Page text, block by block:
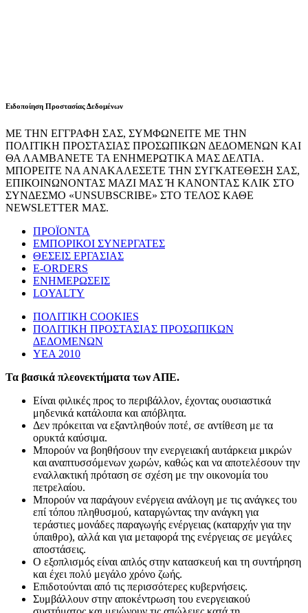
Ειδοποίηση Προστασίας Δεδομένων
ΜΕ ΤΗΝ ΕΓΓΡΑΦΗ ΣΑΣ, ΣΥΜΦΩΝΕΙΤΕ ΜΕ ΤΗΝ
ΠΟΛΙΤΙΚΗ ΠΡΟΣΤΑΣΙΑΣ ΠΡΟΣΩΠΙΚΩΝ ΔΕΔΟΜΕΝΩΝ ΚΑΙ
ΘΑ ΛΑΜΒΑΝΕΤΕ ΤΑ ΕΝΗΜΕΡΩΤΙΚΑ ΜΑΣ ΔΕΛΤΙΑ.
ΜΠΟΡΕΙΤΕ ΝΑ ΑΝΑΚΑΛΕΣΕΤΕ ΤΗΝ ΣΥΓΚΑΤΕΘΕΣΗ ΣΑΣ,
ΕΠΙΚΟΙΝΩΝΟΝΤΑΣ ΜΑΖΙ ΜΑΣ Ή ΚΑΝΟΝΤΑΣ ΚΛΙΚ ΣΤΟ
ΣΥΝΔΕΣΜΟ «UNSUBSCRIBE» ΣΤΟ ΤΕΛΟΣ ΚΑΘΕ
NEWSLETTER ΜΑΣ.
ΠΡΟΪΟΝΤΑ
ΕΜΠΟΡΙΚΟΙ ΣΥΝΕΡΓΑΤΕΣ
ΘΕΣΕΙΣ ΕΡΓΑΣΙΑΣ
E-ORDERS
ΕΝΗΜΕΡΩΣΕΙΣ
LOYALTY
ΠΟΛΙΤΙΚΗ COOKIES
ΠΟΛΙΤΙΚΗ ΠΡΟΣΤΑΣΙΑΣ ΠΡΟΣΩΠΙΚΩΝ
ΔΕΔΟΜΕΝΩΝ
ΥΕΑ 2010
Τα βασικά πλεονεκτήματα των ΑΠΕ.
Είναι φιλικές προς το περιβάλλον, έχοντας ουσιαστικά
μηδενικά κατάλοιπα και απόβλητα.
Δεν πρόκειται να εξαντληθούν ποτέ, σε αντίθεση με τα
ορυκτά καύσιμα.
Μπορούν να βοηθήσουν την ενεργειακή αυτάρκεια μικρών
και αναπτυσσόμενων χωρών, καθώς και να αποτελέσουν την
εναλλακτική πρόταση σε σχέση με την οικονομία του
πετρελαίου.
Mπορούν να παράγουν ενέργεια ανάλογη με τις ανάγκες του
επί τόπου πληθυσμού, καταργώντας την ανάγκη για
τεράστιες μονάδες παραγωγής ενέργειας (καταρχήν για την
ύπαιθρο), αλλά και για μεταφορά της ενέργειας σε μεγάλες
αποστάσεις.
Ο εξοπλισμός είναι απλός στην κατασκευή και τη συντήρηση
και έχει πολύ μεγάλο χρόνο ζωής.
Επιδοτούνται από τις περισσότερες κυβερνήσεις.
Συμβάλλουν στην αποκέντρωση του ενεργειακού